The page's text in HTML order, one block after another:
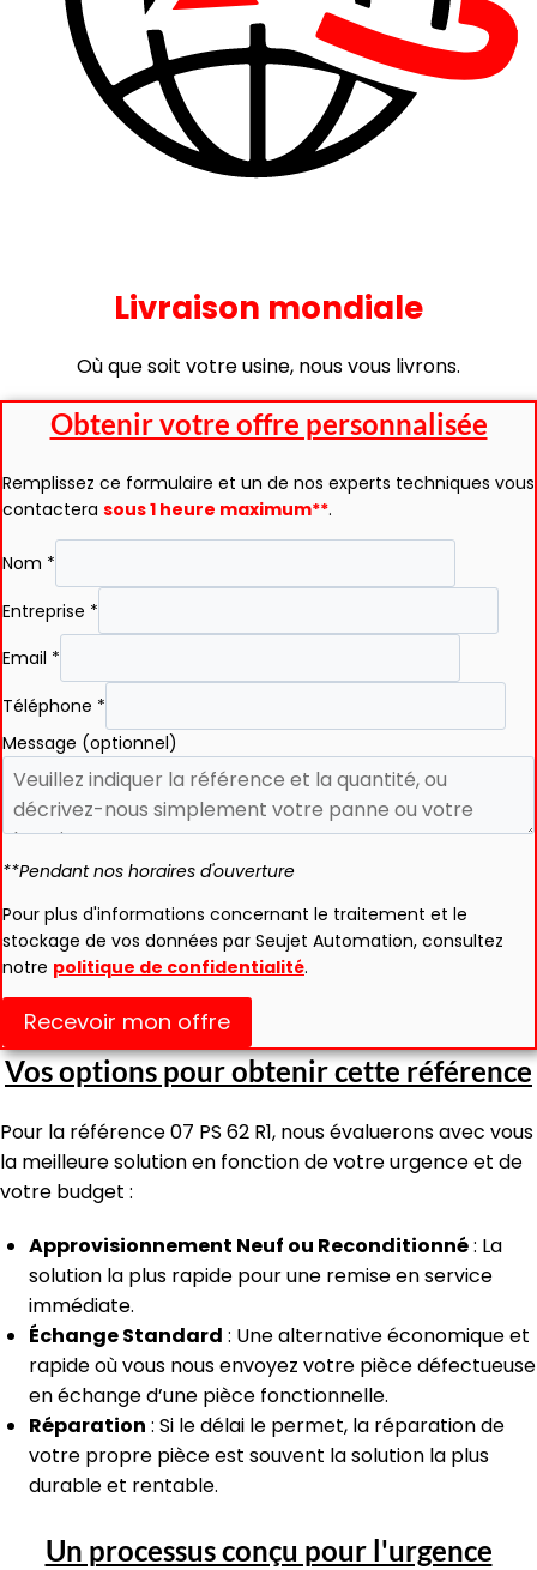
Livraison mondiale
Où que soit votre usine, nous vous livrons.
Obtenir votre offre personnalisée
Remplissez ce formulaire et un de nos experts techniques vous
contactera sous 1 heure maximum**.
Nom *
Entreprise *
Email *
Téléphone *
Message (optionnel)
**Pendant nos horaires d'ouverture
Pour plus d'informations concernant le traitement et le
stockage de vos données par Seujet Automation, consultez
notre politique de confidentialité.
Recevoir mon offre
Vos options pour obtenir cette référence
Pour la référence 07 PS 62 R1, nous évaluerons avec vous
la meilleure solution en fonction de votre urgence et de
votre budget :
Approvisionnement Neuf ou Reconditionné: La
solution la plus rapide pour une remise en service
immédiate.
Échange Standard : Une alternative économique et
rapide où vous nous envoyez votre pièce défectueuse
en échange d’une pièce fonctionnelle.
Réparation : Si le délai le permet, la réparation de
votre propre pièce est souvent la solution la plus
durable et rentable.
Un processus conçu pour l'urgence